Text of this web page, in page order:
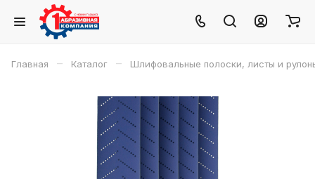
Главная – Каталог – Шлифовальные полоски, листы и